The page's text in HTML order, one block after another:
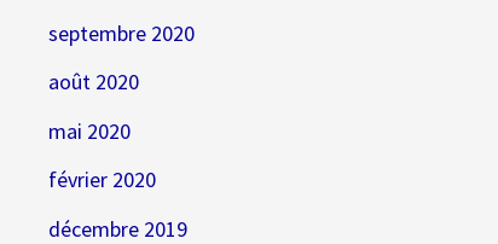
septembre 2020
août 2020
mai 2020
février 2020
décembre 2019